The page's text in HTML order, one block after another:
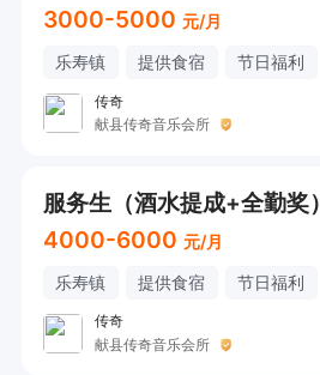
3000-5000 元/月
乐寿镇 提供食宿 节日福利
传奇
献县传奇音乐会所
服务生（酒水提成+全勤奖）
4000-6000 元/月
乐寿镇 提供食宿 节日福利
传奇
献县传奇音乐会所